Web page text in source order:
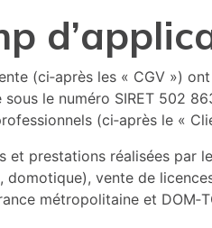
(ci‑après les « CGV »)
le numéro SIRET 502
(ci‑après le «
et prestations réalisées
domotique), vente de
métropolitaine et